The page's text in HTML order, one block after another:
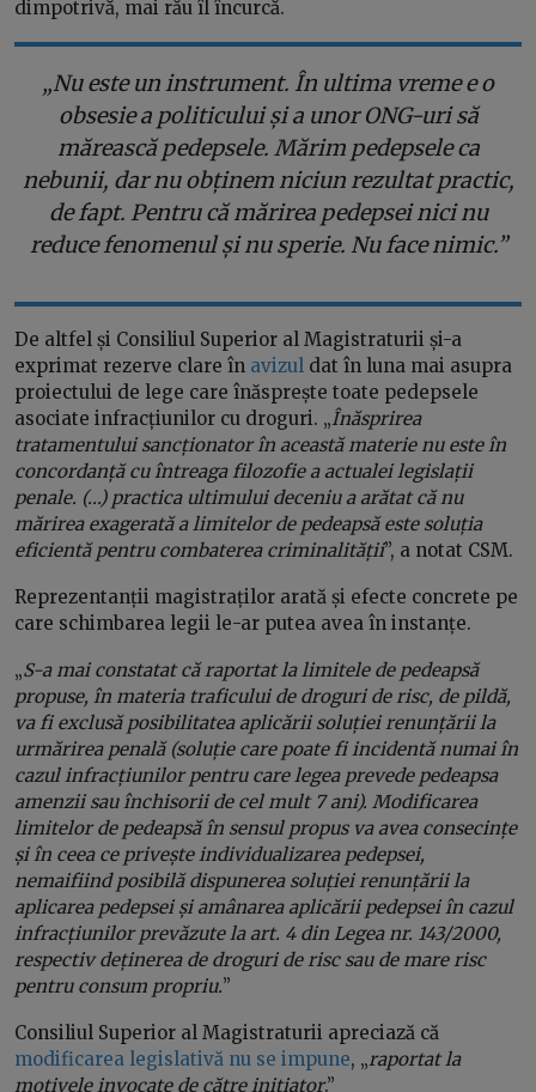
dimpotrivă, mai rău îl încurcă.
„Nu este un instrument. În ultima vreme e o
obsesie a politicului și a unor ONG-uri să
mărească pedepsele. Mărim pedepsele ca
nebunii, dar nu obținem niciun rezultat practic,
de fapt. Pentru că mărirea pedepsei nici nu
reduce fenomenul și nu sperie. Nu face nimic.”
De altfel și Consiliul Superior al Magistraturii și-a
exprimat rezerve clare în avizul dat în luna mai asupra
proiectului de lege care înăsprește toate pedepsele
asociate infracțiunilor cu droguri. „Înăsprirea
tratamentului sancționator în această materie nu este în
concordanță cu întreaga filozofie a actualei legislații
penale. (...) practica ultimului deceniu a arătat că nu
mărirea exagerată a limitelor de pedeapsă este soluția
eficientă pentru combaterea criminalității”, a notat CSM.
Reprezentanții magistraților arată și efecte concrete pe
care schimbarea legii le-ar putea avea în instanțe.
„S-a mai constatat că raportat la limitele de pedeapsă
propuse, în materia traficului de droguri de risc, de pildă,
va fi exclusă posibilitatea aplicării soluției renunțării la
urmărirea penală (soluție care poate fi incidentă numai în
cazul infracțiunilor pentru care legea prevede pedeapsa
amenzii sau închisorii de cel mult 7 ani). Modificarea
limitelor de pedeapsă în sensul propus va avea consecințe
și în ceea ce privește individualizarea pedepsei,
nemaifiind posibilă dispunerea soluției renunțării la
aplicarea pedepsei și amânarea aplicării pedepsei în cazul
infracțiunilor prevăzute la art. 4 din Legea nr. 143/2000,
respectiv deținerea de droguri de risc sau de mare risc
pentru consum propriu.”
Consiliul Superior al Magistraturii apreciază că
modificarea legislativă nu se impune, „raportat la
motivele invocate de către inițiator.”